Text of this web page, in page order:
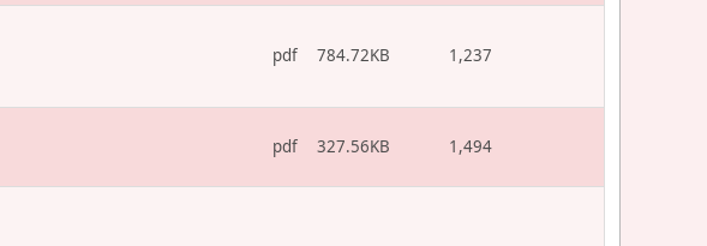
pdf 784.72KB 1,237
pdf 327.56KB 1,494